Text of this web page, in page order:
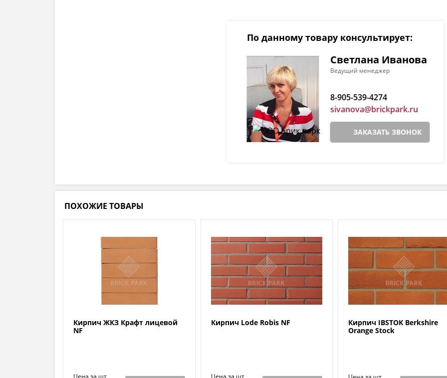
По данному товару консультирует:
Светлана Иванова
Ведущий менеджер
8-905-539-4274
sivanova@brickpark.ru
ЗАКАЗАТЬ ЗВОНОК
ПОХОЖИЕ ТОВАРЫ
Кирпич ЖКЗ Крафт лицевой
NF
Кирпич Lode Robis NF
Кирпич IBSTOK Berkshire
Orange Stock